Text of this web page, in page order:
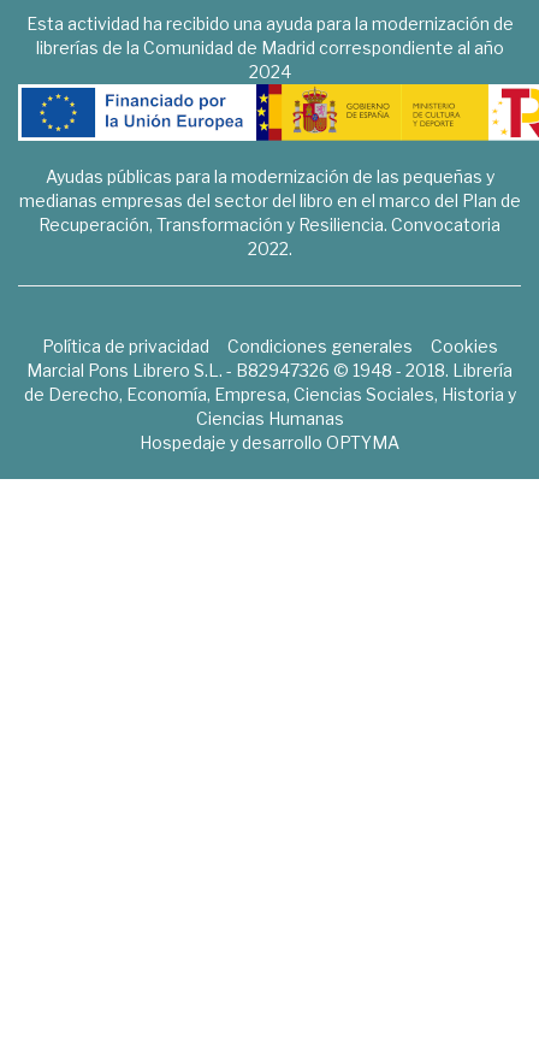
Esta actividad ha recibido una ayuda para la modernización de
librerías de la Comunidad de Madrid correspondiente al año
2024
Ayudas públicas para la modernización de las pequeñas y
medianas empresas del sector del libro en el marco del Plan de
Recuperación, Transformación y Resiliencia. Convocatoria
2022.
Política de privacidad Condiciones generales
Cookies
Marcial Pons Librero S.L. - B82947326 © 1948 - 2018. Librería
de Derecho, Economía, Empresa, Ciencias Sociales, Historia y
Ciencias Humanas
Hospedaje y desarrollo OPTYMA